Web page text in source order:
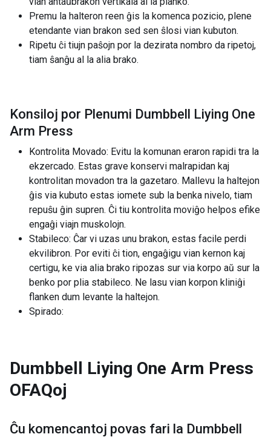
Premu la halteron reen ĝis la komenca pozicio, plene
etendante vian brakon sed sen ŝlosi vian kubuton.
Ripetu ĉi tiujn paŝojn por la dezirata nombro da ripetoj,
tiam ŝanĝu al la alia brako.
Konsiloj por Plenumi Dumbbell Liying One
Arm Press
Kontrolita Movado: Evitu la komunan eraron rapidi tra la
ekzercado. Estas grave konservi malrapidan kaj
kontrolitan movadon tra la gazetaro. Mallevu la haltejon
ĝis via kubuto estas iomete sub la benka nivelo, tiam
repuŝu ĝin supren. Ĉi tiu kontrolita moviĝo helpos efike
engaĝi viajn muskolojn.
Stabileco: Ĉar vi uzas unu brakon, estas facile perdi
ekvilibron. Por eviti ĉi tion, engaĝigu vian kernon kaj
certigu, ke via alia brako ripozas sur via korpo aŭ sur la
benko por plia stabileco. Ne lasu vian korpon kliniĝi
flanken dum levante la haltejon.
Spirado:
Dumbbell Liying One Arm Press
OFAQoj
Ĉu komencantoj povas fari la Dumbbell